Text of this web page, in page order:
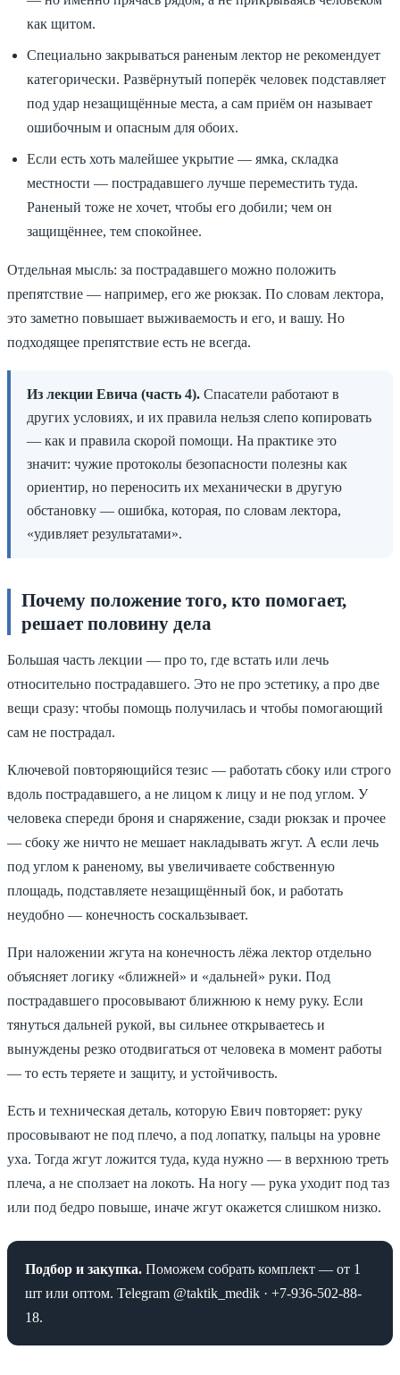
как щитом.
Специально закрываться раненым лектор не рекомендует
категорически. Развёрнутый поперёк человек подставляет
под удар незащищённые места, а сам приём он называет
ошибочным и опасным для обоих.
Если есть хоть малейшее укрытие — ямка, складка
местности — пострадавшего лучше переместить туда.
Раненый тоже не хочет, чтобы его добили; чем он
защищённее, тем спокойнее.
Отдельная мысль: за пострадавшего можно положить
препятствие — например, его же рюкзак. По словам лектора,
это заметно повышает выживаемость и его, и вашу. Но
подходящее препятствие есть не всегда.
Из лекции Евича (часть 4). Спасатели работают в
других условиях, и их правила нельзя слепо копировать
— как и правила скорой помощи. На практике это
значит: чужие протоколы безопасности полезны как
ориентир, но переносить их механически в другую
обстановку — ошибка, которая, по словам лектора,
«удивляет результатами».
Почему положение того, кто помогает,
решает половину дела
Большая часть лекции — про то, где встать или лечь
относительно пострадавшего. Это не про эстетику, а про две
вещи сразу: чтобы помощь получилась и чтобы помогающий
сам не пострадал.
Ключевой повторяющийся тезис — работать сбоку или строго
вдоль пострадавшего, а не лицом к лицу и не под углом. У
человека спереди броня и снаряжение, сзади рюкзак и прочее
— сбоку же ничто не мешает накладывать жгут. А если лечь
под углом к раненому, вы увеличиваете собственную
площадь, подставляете незащищённый бок, и работать
неудобно — конечность соскальзывает.
При наложении жгута на конечность лёжа лектор отдельно
объясняет логику «ближней» и «дальней» руки. Под
пострадавшего просовывают ближнюю к нему руку. Если
тянуться дальней рукой, вы сильнее открываетесь и
вынуждены резко отодвигаться от человека в момент работы
— то есть теряете и защиту, и устойчивость.
Есть и техническая деталь, которую Евич повторяет: руку
просовывают не под плечо, а под лопатку, пальцы на уровне
уха. Тогда жгут ложится туда, куда нужно — в верхнюю треть
плеча, а не сползает на локоть. На ногу — рука уходит под таз
или под бедро повыше, иначе жгут окажется слишком низко.
Подбор и закупка. Поможем собрать комплект — от 1
шт или оптом. Telegram @taktik_medik · +7-936-502-88-
18.